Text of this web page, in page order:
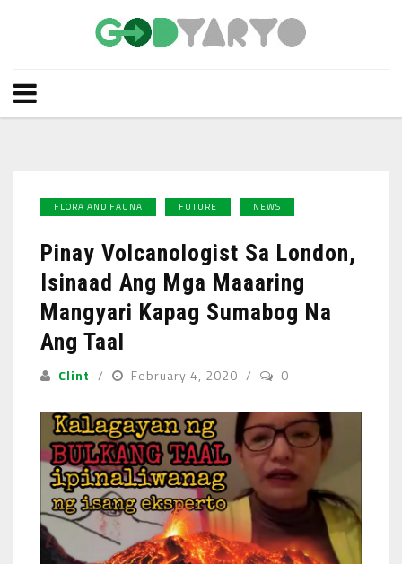
FLORA AND FAUNA FUTURE NEWS
Pinay Volcanologist Sa London,
Isinaad Ang Mga Maaaring
Mangyari Kapag Sumabog Na
Ang Taal
Clint February 4, 2020 0